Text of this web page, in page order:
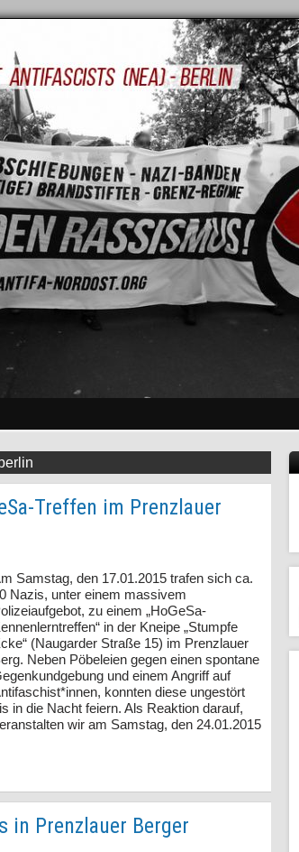
Treffen im Prenzlauer
Samstag, den 17.01.2015 trafen sich ca.
Nazis, unter einem massivem
zu einem „HoGeSa-
in der Kneipe „Stumpfe
(Naugarder Straße 15) im Prenzlauer
Neben Pöbeleien gegen einen spontane
und einem Angriff auf
konnten diese ungestört
in die Nacht feiern. Als Reaktion darauf,
wir am Samstag, den 24.01.2015
in Prenzlauer Berger